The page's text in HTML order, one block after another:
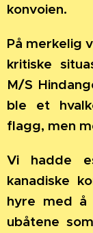
konvoien.
På merkelig
kritiske
M/S
ble et
flagg, men
Vi hadde
kanadiske
hyre med å
ubåtene